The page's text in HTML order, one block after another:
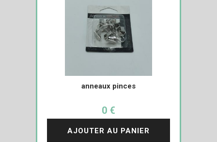
anneaux pinces
0 €
AJOUTER AU PANIER